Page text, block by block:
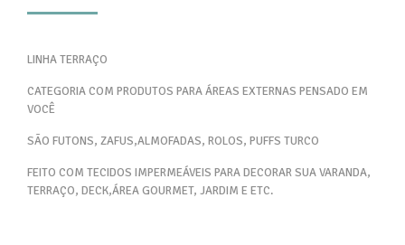
LINHA TERRAÇO
CATEGORIA COM PRODUTOS PARA ÁREAS EXTERNAS PENSADO EM
VOCÊ
SÃO FUTONS, ZAFUS,ALMOFADAS, ROLOS, PUFFS TURCO
FEITO COM TECIDOS IMPERMEÁVEIS PARA DECORAR SUA VARANDA,
TERRAÇO, DECK,ÁREA GOURMET, JARDIM E ETC.